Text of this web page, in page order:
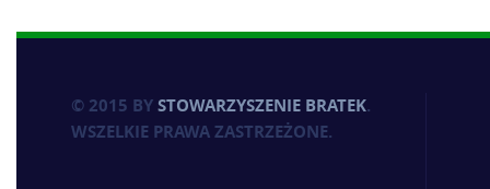
© 2015 BYSTOWARZYSZENIE BRATEK.
WSZELKIE PRAWA ZASTRZEŻONE.